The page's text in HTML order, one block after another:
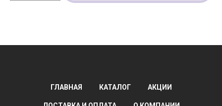
ГЛАВНАЯ КАТАЛОГ АКЦИИ